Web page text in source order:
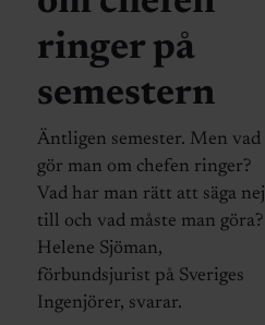
ringer på
semestern
Äntligen semester. Men vad
gör man om chefen ringer?
Vad har man rätt att säga nej
till och vad måste man göra?
Helene Sjöman,
förbundsjurist på Sveriges
Ingenjörer, svarar.